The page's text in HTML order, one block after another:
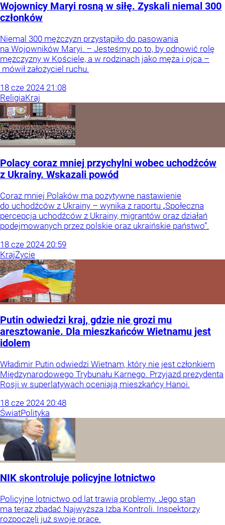
Wojownicy Maryi rosną w siłę. Zyskali niemal 300
członków
Niemal 300 mężczyzn przystąpiło do pasowania
na Wojowników Maryi. – Jesteśmy po to, by odnowić rolę
mężczyzny w Kościele, a w rodzinach jako męża i ojca –
mówił założyciel ruchu.
18 cze 2024 21:08
ReligiaKraj
Polacy coraz mniej przychylni wobec uchodźców
z Ukrainy. Wskazali powód
Coraz mniej Polaków ma pozytywne nastawienie
do uchodźców z Ukrainy – wynika z raportu „Społeczna
percepcja uchodźców z Ukrainy, migrantów oraz działań
podejmowanych przez polskie oraz ukraińskie państwo”.
18 cze 2024 20:59
KrajŻycie
Putin odwiedzi kraj, gdzie nie grozi mu
aresztowanie. Dla mieszkańców Wietnamu jest
idolem
Władimir Putin odwiedzi Wietnam, który nie jest członkiem
Międzynarodowego Trybunału Karnego. Przyjazd prezydenta
Rosji w superlatywach oceniają mieszkańcy Hanoi.
18 cze 2024 20:48
ŚwiatPolityka
NIK skontroluje policyjne lotnictwo
Policyjne lotnictwo od lat trawią problemy. Jego stan
ma teraz zbadać Najwyższa Izba Kontroli. Inspektorzy
rozpoczęli już swoje prace.